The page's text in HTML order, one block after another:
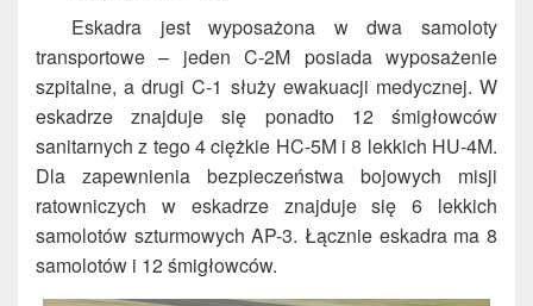
Eskadra jest wyposażona w dwa samoloty
transportowe – jeden C-2M posiada wyposażenie
szpitalne, a drugi C-1 służy ewakuacji medycznej. W
eskadrze znajduje się ponadto 12 śmigłowców
sanitarnych z tego 4 ciężkie HC-5M i 8 lekkich HU-4M.
Dla zapewnienia bezpieczeństwa bojowych misji
ratowniczych w eskadrze znajduje się 6 lekkich
samolotów szturmowych AP-3. Łącznie eskadra ma 8
samolotów i 12 śmigłowców.